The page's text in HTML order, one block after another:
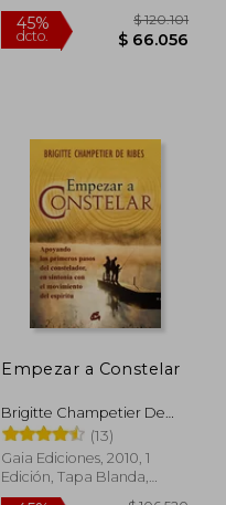
45% $
Empezar a Constelar
Brigitte Champetier De
Ribes
(13)
Gaia Ediciones, 2010, 1
Edición, Tapa Blanda,
Nuevo